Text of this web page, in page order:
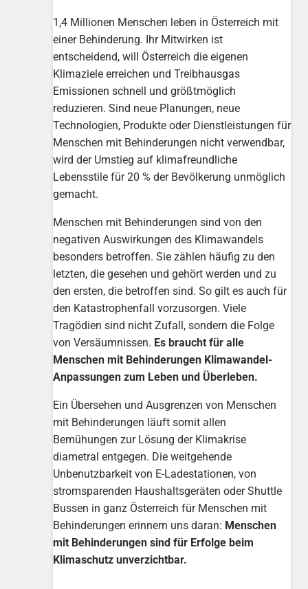
1,4 Millionen Menschen leben in Österreich mit
einer Behinderung. Ihr Mitwirken ist
entscheidend, will Österreich die eigenen
Klimaziele erreichen und Treibhausgas
Emissionen schnell und größtmöglich
reduzieren. Sind neue Planungen, neue
Technologien, Produkte oder Dienstleistungen für
Menschen mit Behinderungen nicht verwendbar,
wird der Umstieg auf klimafreundliche
Lebensstile für 20 % der Bevölkerung unmöglich
gemacht.
Menschen mit Behinderungen sind von den
negativen Auswirkungen des Klimawandels
besonders betroffen. Sie zählen häufig zu den
letzten, die gesehen und gehört werden und zu
den ersten, die betroffen sind. So gilt es auch für
den Katastrophenfall vorzusorgen. Viele
Tragödien sind nicht Zufall, sondern die Folge
von Versäumnissen. Es braucht für alle
Menschen mit Behinderungen Klimawandel-
Anpassungen zum Leben und Überleben.
Ein Übersehen und Ausgrenzen von Menschen
mit Behinderungen läuft somit allen
Bemühungen zur Lösung der Klimakrise
diametral entgegen. Die weitgehende
Unbenutzbarkeit von E-Ladestationen, von
stromsparenden Haushaltsgeräten oder Shuttle
Bussen in ganz Österreich für Menschen mit
Behinderungen erinnern uns daran: Menschen
mit Behinderungen sind für Erfolge beim
Klimaschutz unverzichtbar.